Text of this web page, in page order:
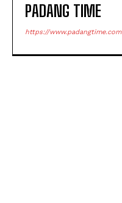
PADANG TIME
https://www.padangtime.com